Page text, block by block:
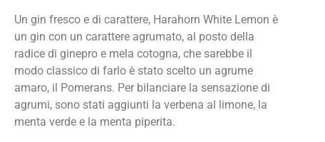
Un gin fresco e di carattere, Harahorn White Lemon è
un gin con un carattere agrumato, al posto della
radice di ginepro e mela cotogna, che sarebbe il
modo classico di farlo è stato scelto un agrume
amaro, il Pomerans. Per bilanciare la sensazione di
agrumi, sono stati aggiunti la verbena al limone, la
menta verde e la menta piperita.